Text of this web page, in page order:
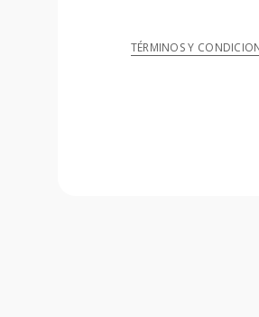
TÉRMINOS Y